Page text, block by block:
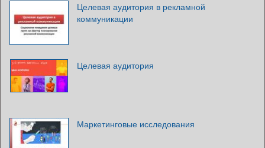
Целевая аудитория в рекламной
коммуникации
Целевая аудитория
Маркетинговые исследования